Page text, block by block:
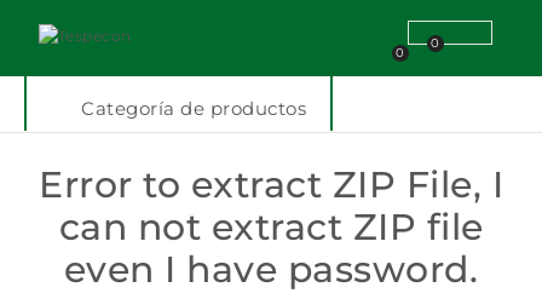
0
0
Categoría de productos
Error to extract ZIP File, I
can not extract ZIP file
even I have password.